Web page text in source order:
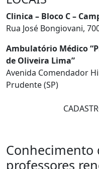
Clinica – Bloco C –
Rua José Bongiovani,
Ambulatório Médico
de Oliveira Lima”
Avenida Comendador
Prudente (SP)
Conhecimento
professores